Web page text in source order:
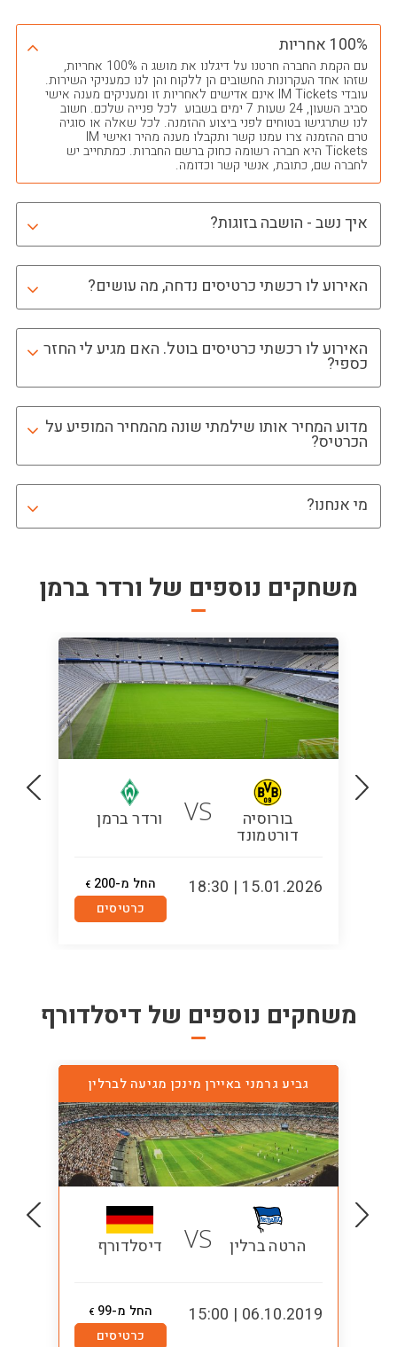
100% אחריות
עם הקמת החברה חרטנו על דיגלנו את מושג ה 100% אחריות,
שזהו אחד העקרונות החשובים הן ללקוח והן לנו כמעניקי השירות.
עובדי IM Tickets אינם אדישים לאחריות זו ומעניקים מענה אישי
סביב השעון, 24 שעות 7 ימים בשבוע לכל פנייה שלכם. חשוב
לנו שתרגישו בטוחים לפני ביצוע ההזמנה. לכל שאלה או סוגיה
טרם ההזמנה צרו עמנו קשר ותקבלו מענה מהיר ואישי IM
Tickets היא חברה רשומה כחוק ברשם החברות. כמתחייב יש
לחברה שם, כתובת, אנשי קשר וכדומה.
איך נשב - הושבה בזוגות?
האירוע לו רכשתי כרטיסים נדחה, מה עושים?
האירוע לו רכשתי כרטיסים בוטל. האם מגיע לי החזר
כספי?
מדוע המחיר אותו שילמתי שונה מהמחיר המופיע על
הכרטיס?
מי אנחנו?
משחקים נוספים של ורדר ברמן
בורוסיה
דורטמונד
VS ורדר ברמן
15.01.2026 | 18:30 החל מ-200 €
כרטיסים
משחקים נוספים של דיסלדורף
גביע גרמני באיירן מינכן מגיעה לברלין
הרטה ברלין VS דיסלדורף
06.10.2019 | 15:00 החל מ-99 €
כרטיסים